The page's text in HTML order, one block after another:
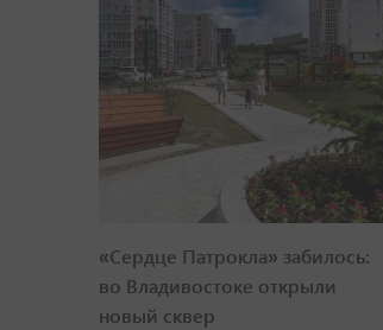
«Сердце Патрокла» забилось:
во Владивостоке открыли
новый сквер